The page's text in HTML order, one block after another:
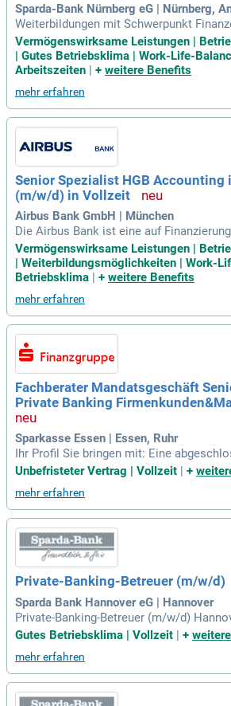
Sparda-Bank Nürnberg eG | Nürnberg,
Weiterbildungen mit Schwerpunkt
solviert Berufserfahrung: Du bringst
schlägige Erfahrung mit in der
ratung für vermögende Privatkunden in
Vermögenswirksame Leistungen |
| Gutes Betriebsklima | Work-Life-
Arbeitszeiten | + weitere Benefits
mehr erfahren
Senior Spezialist HGB Accounting
(m/w/d) in Vollzeit
Airbus Bank GmbH | München
Die Airbus Bank ist eine auf
space und Commercial Real Estate
Vermögenswirksame Leistungen |
| Weiterbildungsmöglichkeiten | Work-
Betriebsklima | + weitere Benefits
mehr erfahren
Fachberater Mandatsgeschäft
Private Banking
Sparkasse Essen | Essen, Ruhr
Ihr Profil Sie bringen mit: Eine
ur Bankkauffrau/zum Bankkaufmann,
Unbefristeter Vertrag | Vollzeit
+
mehr erfahren
Private-Banking-Betreuer (m/w/d)
Sparda Bank Hannover eG | Hannover
Private-Banking-Betreuer (m/w/d)
rantwortung: Im Rahmen unserer
m unsere vermögende Kundschaft
anzheitlich zu beraten
Gutes Betriebsklima | Vollzeit | +
mehr erfahren